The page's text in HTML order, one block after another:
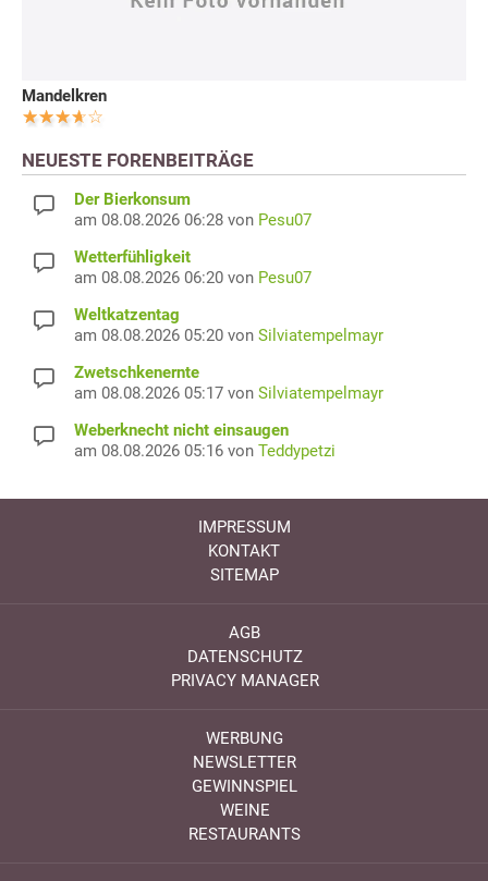
Mandelkren
NEUESTE FORENBEITRÄGE
Der Bierkonsum
am 08.08.2026 06:28 von Pesu07
Wetterfühligkeit
am 08.08.2026 06:20 von Pesu07
Weltkatzentag
am 08.08.2026 05:20 von Silviatempelmayr
Zwetschkenernte
am 08.08.2026 05:17 von Silviatempelmayr
Weberknecht nicht einsaugen
am 08.08.2026 05:16 von Teddypetzi
IMPRESSUM
KONTAKT
SITEMAP
AGB
DATENSCHUTZ
PRIVACY MANAGER
WERBUNG
NEWSLETTER
GEWINNSPIEL
WEINE
RESTAURANTS